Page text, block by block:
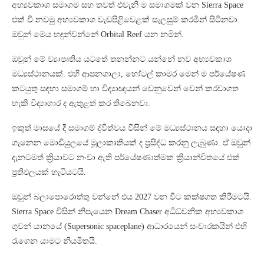
අභ්‍යවකාශ සමාගම සහ තවත් එවැනි ම සමාගමක් වන Sierra Space
එක් වී නවමු අභ්‍යවකාශ වැඩපිළිවෙළක් සැලසුම් කරමින් සිටිනවා.
ඔවුන් මෙය හඳුන්වන්නේ Orbital Reef යන නමින්.
ඔවුන් මේ ව්‍යාපෘතිය යටතේ තනන්නට යන්නේ නව අභ්‍යවකාශ
මධ්‍යස්ථානයක්. එහි ආපනශාලා, හෝටල් කාමර මෙන් ම පර්යේෂණ
කටයුතු සඳහා සමාගම් හා විද්‍යාඥයන් වෙනුවෙන් වෙන් කරවාගත
හැකි විද්‍යාගාර ද ඇතුළත් කර තිබෙනවා.
ඉකුත් මාසයේ දී සමාගම් ද්විත්වය විසින් මේ මධ්‍යස්ථානය සඳහා යොදා
ගැනෙන මොඩියුලයේ මූලාකෘතියක් ද ප්‍රසිද්ධ කරනු ලැබුණා. ඒ ඔවුන්
දැනටමත් ක්‍රියාවට නංවා ඇති පර්යේෂණාත්මක ක්‍රියාන්විතයේ එක්
ප්‍රතිඵලයක් හැටියටයි.
ඔවුන් බලාපොරොත්තු වන්නේ එය 2027 වන විට කක්ෂගත කිරීමටයි.
Sierra Space විසින් නිපැයෙන Dream Chaser අධිධ්වනික අභ්‍යවකාශ
ගුවන් යානයේ (Supersonic spaceplane) ආධාරයෙන් සංචාරකයින් එහි
රැගෙන යාමට නියමිතයි.